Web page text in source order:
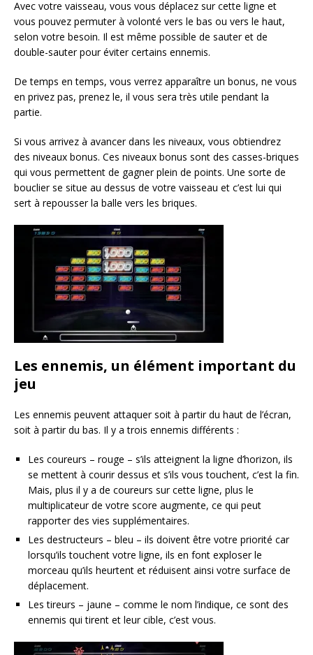
Avec votre vaisseau, vous vous déplacez sur cette ligne et
vous pouvez permuter à volonté vers le bas ou vers le haut,
selon votre besoin. Il est même possible de sauter et de
double-sauter pour éviter certains ennemis.
De temps en temps, vous verrez apparaître un bonus, ne vous
en privez pas, prenez le, il vous sera très utile pendant la
partie.
Si vous arrivez à avancer dans les niveaux, vous obtiendrez
des niveaux bonus. Ces niveaux bonus sont des casses-briques
qui vous permettent de gagner plein de points. Une sorte de
bouclier se situe au dessus de votre vaisseau et c’est lui qui
sert à repousser la balle vers les briques.
Les ennemis, un élément important du
jeu
Les ennemis peuvent attaquer soit à partir du haut de l’écran,
soit à partir du bas. Il y a trois ennemis différents :
Les coureurs – rouge – s’ils atteignent la ligne d’horizon, ils
se mettent à courir dessus et s’ils vous touchent, c’est la fin.
Mais, plus il y a de coureurs sur cette ligne, plus le
multiplicateur de votre score augmente, ce qui peut
rapporter des vies supplémentaires.
Les destructeurs – bleu – ils doivent être votre priorité car
lorsqu’ils touchent votre ligne, ils en font exploser le
morceau qu’ils heurtent et réduisent ainsi votre surface de
déplacement.
Les tireurs – jaune – comme le nom l’indique, ce sont des
ennemis qui tirent et leur cible, c’est vous.